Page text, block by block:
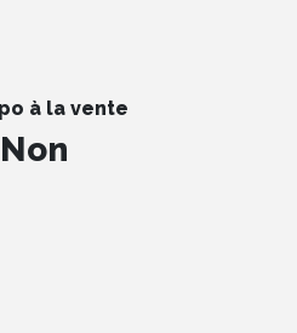
à la vente
Non